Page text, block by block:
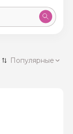
50 экскурсий
Популярные